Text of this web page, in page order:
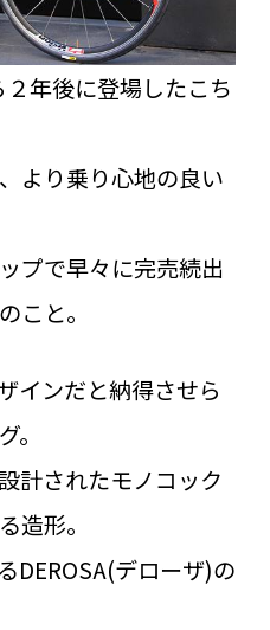
年後に登場したこち
より乗り心地の良い
プで早々に完売続出
こと。
インだと納得させら
。
計されたモノコック
造形。
DEROSA(デローザ)の